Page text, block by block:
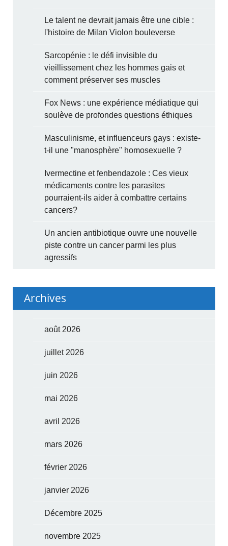
Le talent ne devrait jamais être une cible :
l'histoire de Milan Violon bouleverse
Sarcopénie : le défi invisible du
vieillissement chez les hommes gais et
comment préserver ses muscles
Fox News : une expérience médiatique qui
soulève de profondes questions éthiques
Masculinisme, et influenceurs gays : existe-
t-il une "manosphère" homosexuelle ?
Ivermectine et fenbendazole : Ces vieux
médicaments contre les parasites
pourraient-ils aider à combattre certains
cancers?
Un ancien antibiotique ouvre une nouvelle
piste contre un cancer parmi les plus
agressifs
Archives
août 2026
juillet 2026
juin 2026
mai 2026
avril 2026
mars 2026
février 2026
janvier 2026
Décembre 2025
novembre 2025